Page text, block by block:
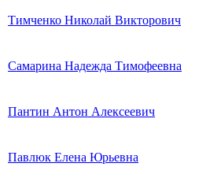
Тимченко Николай Викторович
Самарина Надежда Тимофеевна
Пантин Антон Алексеевич
Павлюк Елена Юрьевна